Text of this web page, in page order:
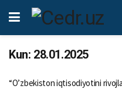
Kun: 28.01.2025
“O’zbekiston iqtisodiyotini